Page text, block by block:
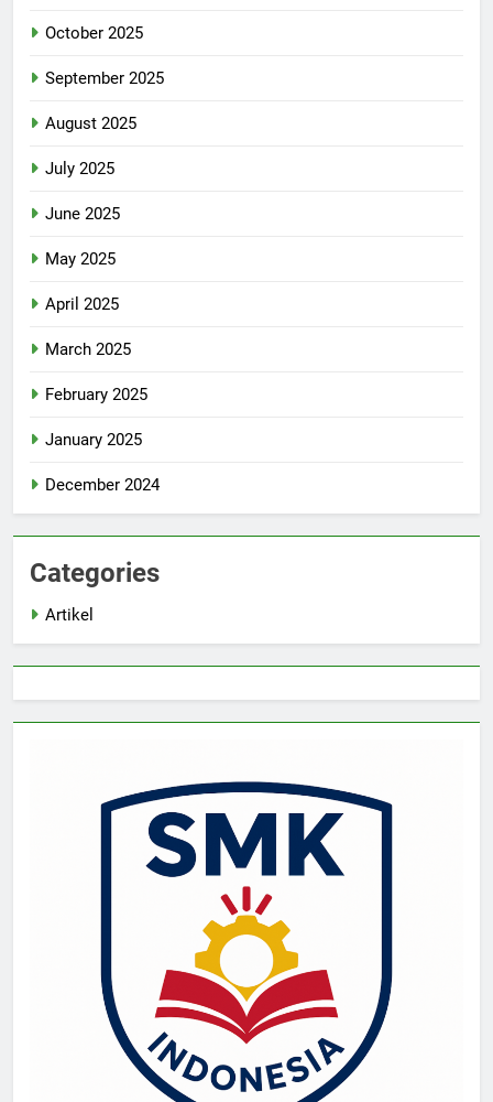
October 2025
September 2025
August 2025
July 2025
June 2025
May 2025
April 2025
March 2025
February 2025
January 2025
December 2024
Categories
Artikel